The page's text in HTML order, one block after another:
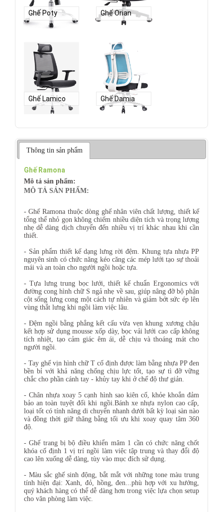
Ghế Poty Ghế Orian
Ghế Lamico Ghế Damia
Thông tin sản phẩm
Ghế Ramona
Mô tả sản phẩm:
MÔ TẢ SẢN PHẨM:
- Ghế Ramona thuộc dòng ghế nhân viên chất lượng, thiết kế
tổng thể nhỏ gọn không chiếm nhiều diện tích và trọng lượng
nhẹ dễ dàng dịch chuyển đến nhiều vị trí khác nhau khi cần
thiết.
- Sản phẩm thiết kế dạng lưng rời đệm. Khung tựa nhựa PP
nguyên sinh có chức năng kéo căng các mép lưới tạo sự thoải
mái và an toàn cho người ngồi hoặc tựa.
- Tựa lưng trung bọc lưới, thiết kế chuẩn Ergonomics với
đường cong hình chữ S ngả nhẹ về sau, giúp nâng đỡ bộ phận
cột sống lưng cong một cách tự nhiên và giảm bớt sức ép lên
vùng thắt lưng khi ngồi làm việc lâu.
- Đệm ngồi bằng phẳng kết cấu vừa vẹn khung xương chậu
kết hợp sử dụng mousse xốp dày, bọc vải lưới cao cấp không
tích nhiệt, tạo cảm giác êm ái, dễ chịu và thoáng mát cho
người ngồi.
- Tay ghế vịn hình chữ T cố định được làm bằng nhựa PP đen
bền bỉ với khả năng chống chịu lực tốt, tạo sự tì đỡ vững
chắc cho phần cánh tay - khủy tay khi ở chế độ thư giản.
- Chân nhựa xoay 5 cạnh hình sao kiên cố, khỏe khoắn đảm
bảo an toàn tuyệt đối khi ngồi.Bánh xe nhựa nylon cao cấp,
loại tốt có tính năng di chuyển nhanh dưới bất kỳ loại sàn nào
và đồng thời giữ thăng bằng tối ưu khi xoay quay tâm 360
độ.
- Ghế trang bị bộ điều khiển mâm 1 cần có chức năng chốt
khóa cố định 1 vị trí ngồi làm việc tập trung và thay đổi độ
cao lên xuống dễ dàng, tùy vào mục đích sử dụng.
- Màu sắc ghế sinh động, bắt mắt với những tone màu trung
tính hiện đại: Xanh, đỏ, hồng, đen...phù hợp với xu hướng,
quý khách hàng có thể dễ dàng hơn trong việc lựa chọn setup
cho văn phòng làm việc.